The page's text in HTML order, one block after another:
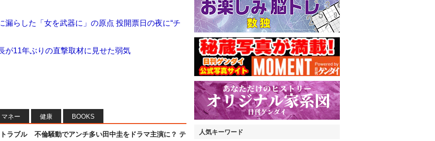
漏らした「女を武器に」の原点 投開票日の夜に“チ
が11年ぶりの直撃取材に見せた弱気
マネー 健康 BOOKS
ラブル
不倫騒動でアンチ多い田中圭をドラマ主演に？ テ
人気キーワード